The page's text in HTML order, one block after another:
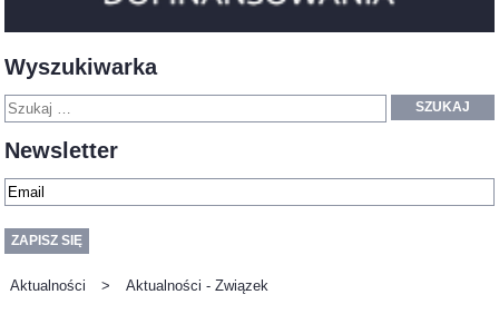
Wyszukiwarka
SZUKAJ
Newsletter
Aktualności > Aktualności - Związek